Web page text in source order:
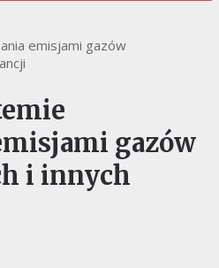
emisjami gazów
gazów
i innych